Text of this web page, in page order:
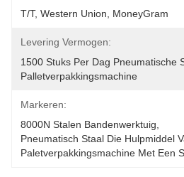
T/T, Western Union, MoneyGram
Levering Vermogen:
1500 Stuks Per Dag Pneumatische
Palletverpakkingsmachine
Markeren:
8000N Stalen Bandenwerktuig
Pneumatisch Staal Die Hulpmiddel
Paletverpakkingsmachine Met Een